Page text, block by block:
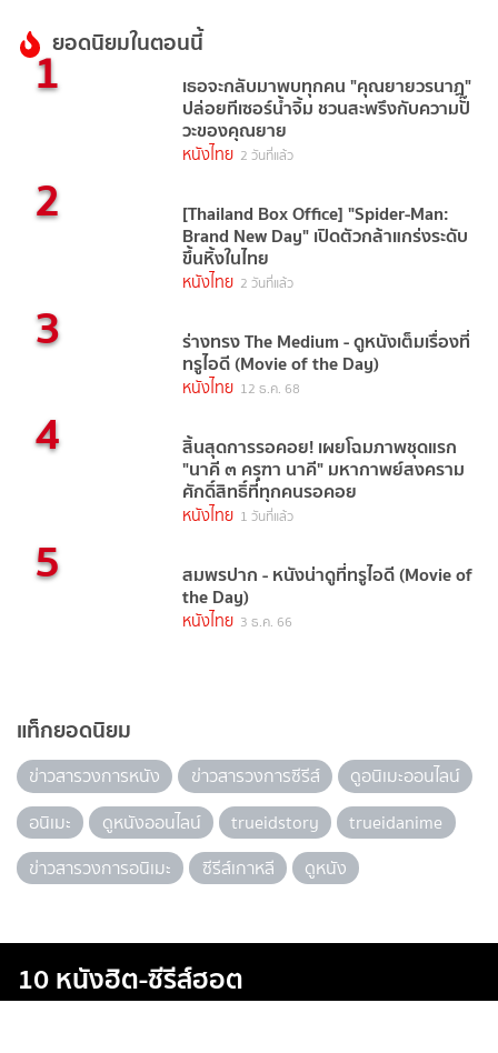
ยอดนิยมในตอนนี้
1 เธอจะกลับมาพบทุกคน "คุณยายวรนาฏ"
ปล่อยทีเซอร์น้ำจิ้ม ชวนสะพรึงกับความปั๊
วะของคุณยาย
หนังไทย 2 วันที่แล้ว
2 [Thailand Box Office] "Spider-Man:
Brand New Day" เปิดตัวกล้าแกร่งระดับ
ขึ้นหิ้งในไทย
หนังไทย 2 วันที่แล้ว
3 ร่างทรง The Medium - ดูหนังเต็มเรื่องที่
ทรูไอดี (Movie of the Day)
หนังไทย 12 ธ.ค. 68
4 สิ้นสุดการรอคอย! เผยโฉมภาพชุดแรก
"นาคี ๓ ครุฑา นาคี" มหากาพย์สงคราม
ศักดิ์สิทธิ์ที่ทุกคนรอคอย
หนังไทย 1 วันที่แล้ว
5 สมพรปาก - หนังน่าดูที่ทรูไอดี (Movie of
the Day)
หนังไทย 3 ธ.ค. 66
แท็กยอดนิยม
ข่าวสารวงการหนัง ข่าวสารวงการซีรีส์
ดูอนิเมะออนไลน์
อนิเมะ
ดูหนังออนไลน์ trueidstory
trueidanime
ข่าวสารวงการอนิเมะ
ซีรีส์เกาหลี ดูหนัง
10 หนังฮิต-ซีรีส์ฮอต